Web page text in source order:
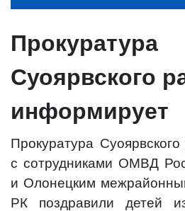
Прокуратура
Суоярвского
информирует
Прокуратура
с сотрудниками ОМВД
и Олонецким
РК поздравили детей